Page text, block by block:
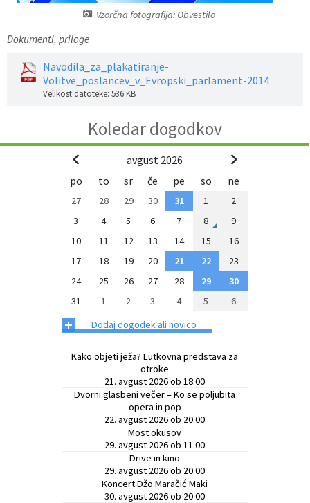
Vzorčna fotografija: Obvestilo
Dokumenti, priloge
Navodila_za_plakatiranje-
Volitve_poslancev_v_Evropski_parlament-2014
Velikost datoteke: 536 KB
Koledar dogodkov
avgust 2026
po
to sr če pe so ne
27 28 29 30 31 1
2
3
4 5 6 7 8
9
10
11 12 13 14 15
16
17
18 19 20 21 22
23
24
25 26 27 28 29
30
31
1 2 3 4 5 6
+ Dodaj dogodek ali novico
Kako objeti ježa? Lutkovna predstava za
otroke
21. avgust 2026 ob 18.00
Dvorni glasbeni večer – Ko se poljubita
opera in pop
22. avgust 2026 ob 20.00
Most okusov
29. avgust 2026 ob 11.00
Drive in kino
29. avgust 2026 ob 20.00
Koncert Džo Maračić Maki
30. avgust 2026 ob 20.00
Zaščita prijaviteljev
Fotogalerija
Svet koroške regije
Javni razpisi in objave
Lokalne volitve
Projekti in investicije
Strategije Občine Dravograd - Lokalni program za kulturo Občine Dravograd za obdobje 2024–2028
Celostna prometna strategija
Lokalni program za mladino 2023 – 2028
Občinski predpisi
Občinski časopis
3D predstavitev občine
Virtualna panorama